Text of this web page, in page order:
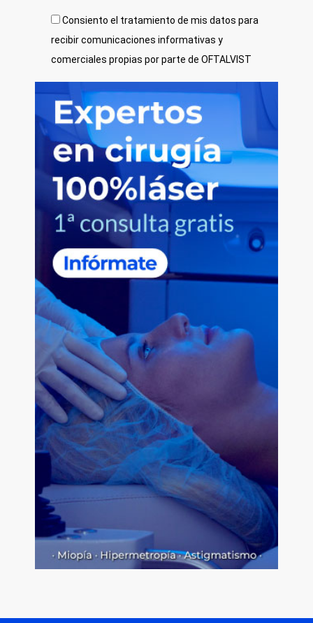
Consiento el tratamiento de mis datos para
recibir comunicaciones informativas y
comerciales propias por parte de OFTALVIST